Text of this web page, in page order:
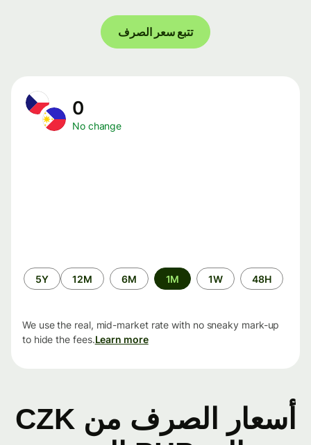
تتبع سعر الصرف
No change
الفترة
الزمنية
48H
1W
1M
6M
12M
5Y
We use the real, mid-market rate with no sneaky mark-up
to hide the fees.Learn more
أسعار الصرف من CZK